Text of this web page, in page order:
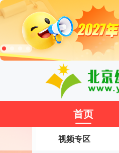
首页
视频专区